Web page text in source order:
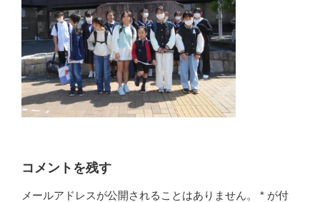
コメントを残す
メールアドレスが公開されることはありません。 * が付